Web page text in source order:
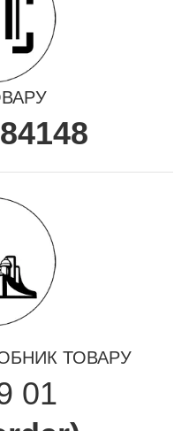
ТОВАРУ
01